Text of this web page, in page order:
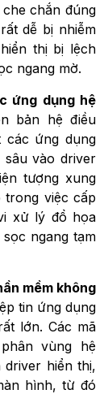
chắn đúng
dễ bị nhiễm
thị bị lệch
ngang mờ.
ứng dụng hệ
bản hệ điều
các ứng dụng
vào driver
tượng xung
trong việc cấp
xử lý đồ họa
ngang tạm
mềm không
tin ứng dụng
lớn. Các mã
vùng hệ
hiển thị,
hình, từ đó